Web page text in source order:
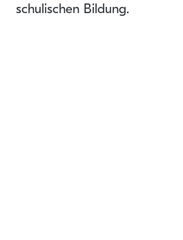
schulischen Bildung.